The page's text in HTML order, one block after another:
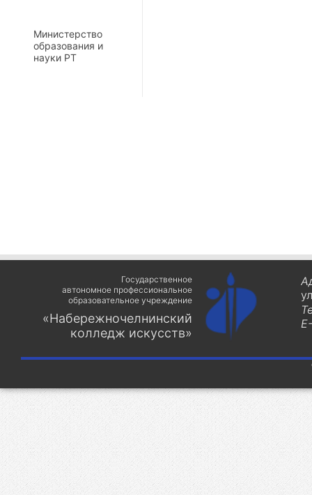
Министерство
образования и
науки РТ
Государственное
автономное профессиональное
образовательное учреждение
«Набережночелнинский
колледж искусств»